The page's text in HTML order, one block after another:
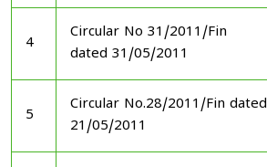
4
Circular No 31/2011/Fin
dated 31/05/2011
5
Circular No.28/2011/Fin dated
21/05/2011